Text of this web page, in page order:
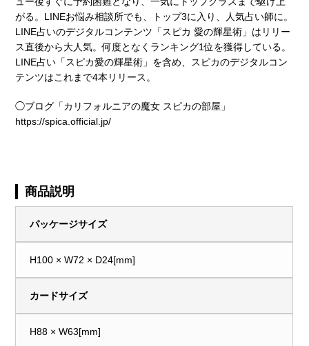
がる。LINEお悩み相談所でも、トップ3に入り、人気占い師に。
LINE占いのデジタルコンテンツ「スピカ 愛の輝星術」はリリー
ス直後から大人気。何度となくランキング1位を獲得している。
LINE占い「スピカ愛の輝星術」を含め、スピカのデジタルコン
テンツはこれまで4本リリース。
◯ブログ「カリフォルニアの魔女 スピカの部屋」
https://spica.official.jp/
商品説明
パッケージサイズ
H100 × W72 × D24[mm]
カードサイズ
H88 × W63[mm]